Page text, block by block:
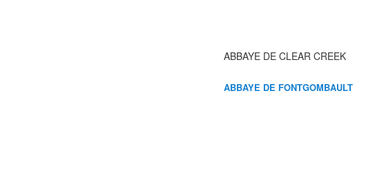
ABBAYE DE CLEAR CREEK
ABBAYE DE FONTGOMBAULT